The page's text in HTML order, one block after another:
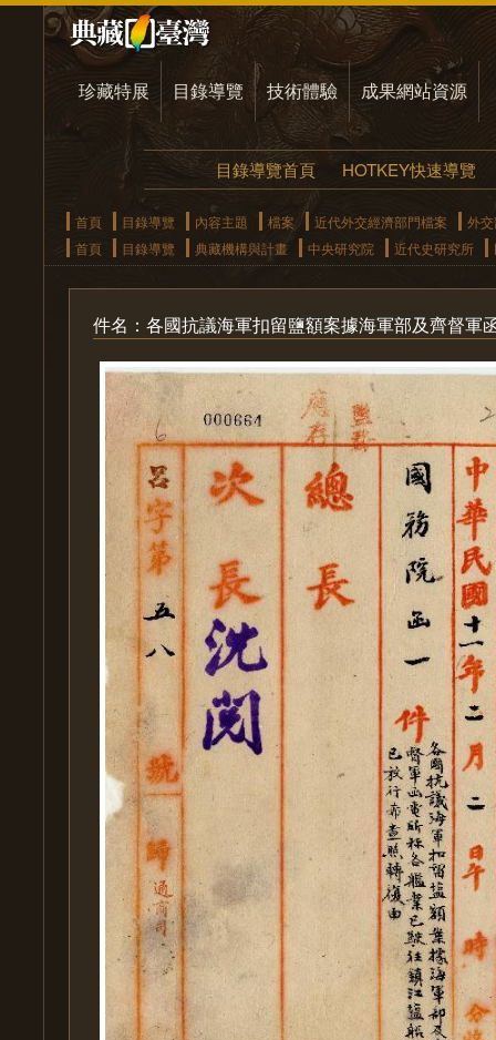
珍藏特展 目錄導覽 技術體驗 成果網站資源
目錄導覽首頁 HOTKEY快速導覽
首頁 目錄導覽 內容主題 檔案 近代外交經濟部門檔案
外
首頁
目錄導覽 典藏機構與計畫 中央研究院 近代史研究所
件名：各國抗議海軍扣留鹽額案據海軍部及齊督